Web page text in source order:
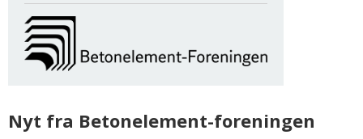
Byrum
Digitalisering og automatisering
Nyt fra Betonelement-foreningen